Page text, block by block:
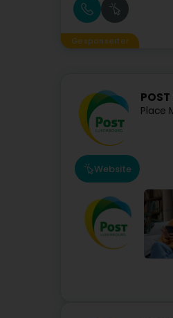
Gesponserter
Place
Website